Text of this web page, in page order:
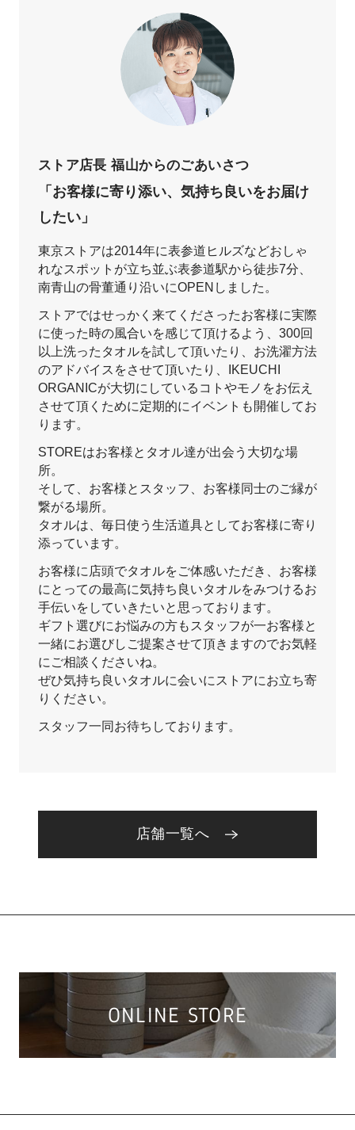
ストア店長 福山からのごあいさつ
「お客様に寄り添い、気持ち良いをお届け
したい」
東京ストアは2014年に表参道ヒルズなどおしゃ
れなスポットが立ち並ぶ表参道駅から徒歩7分、
南青山の骨董通り沿いにOPENしました。
ストアではせっかく来てくださったお客様に実際
に使った時の風合いを感じて頂けるよう、300回
以上洗ったタオルを試して頂いたり、お洗濯方法
のアドバイスをさせて頂いたり、IKEUCHI
ORGANICが大切にしているコトやモノをお伝え
させて頂くために定期的にイベントも開催してお
ります。
STOREはお客様とタオル達が出会う大切な場
所。
そして、お客様とスタッフ、お客様同士のご縁が
繋がる場所。
タオルは、毎日使う生活道具としてお客様に寄り
添っています。
お客様に店頭でタオルをご体感いただき、お客様
にとっての最高に気持ち良いタオルをみつけるお
手伝いをしていきたいと思っております。
ギフト選びにお悩みの方もスタッフが一お客様と
一緒にお選びしご提案させて頂きますのでお気軽
にご相談くださいね。
ぜひ気持ち良いタオルに会いにストアにお立ち寄
りください。
スタッフ一同お待ちしております。
店舗一覧へ
ONLINE STORE